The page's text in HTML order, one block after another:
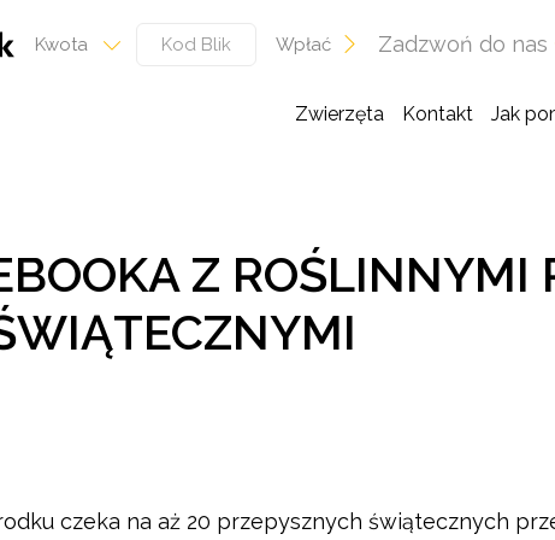
Kwota Wpłać Zadzwoń do nas
Zwierzęta Kontakt Jak
Z ROŚLINNYMI
czeka na aż 20 przepysznych świątecznych